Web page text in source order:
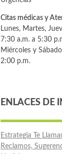
Citas médicas y
Lunes, Martes,
7:30 a.m. a 5:30
Miércoles y
2:00 p.m.
ENLACES DE
Estrategia Te
Reclamos,